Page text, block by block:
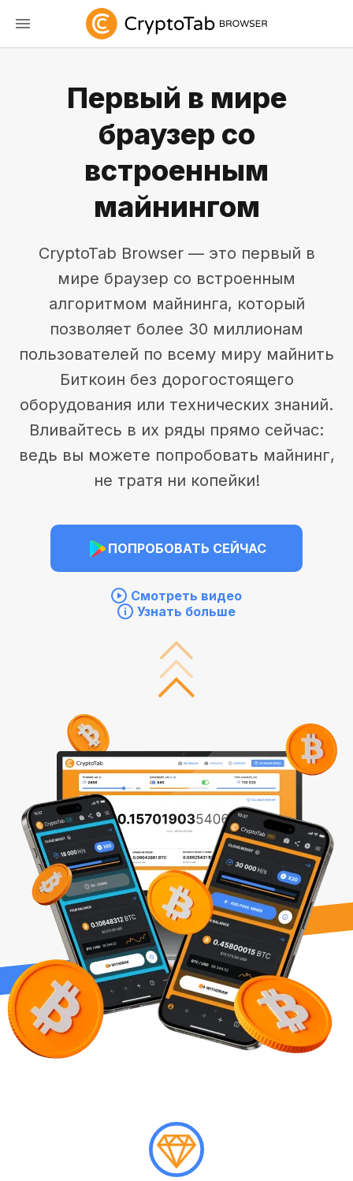
Первый в мире
браузер со
встроенным
майнингом
CryptoTab Browser — это первый в
мире браузер со встроенным
алгоритмом майнинга, который
позволяет более 30 миллионам
пользователей по всему миру майнить
Биткоин без дорогостоящего
оборудования или технических знаний.
Вливайтесь в их ряды прямо сейчас:
ведь вы можете попробовать майнинг,
не тратя ни копейки!
ПОПРОБОВАТЬ СЕЙЧАС
Смотреть видео
Узнать больше